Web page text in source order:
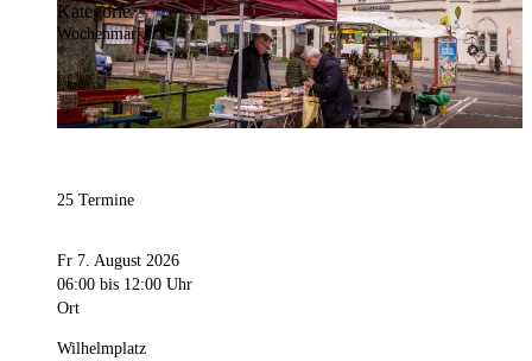
Kategorie
Wochenmarkt
25 Termine
Fr 7. August 2026
06:00 bis 12:00 Uhr
Ort
Wilhelmplatz